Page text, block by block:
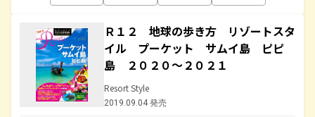
Ｒ１２ 地球の歩き方 リゾートスタ
イル プーケット サムイ島 ピピ
島 ２０２０～２０２１
Resort Style
2019.09.04 発売